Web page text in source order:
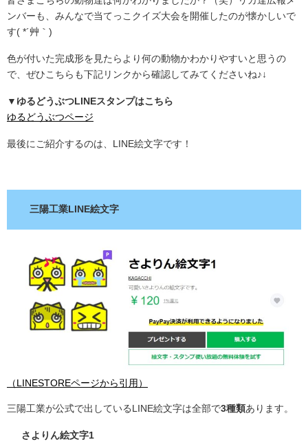
ンバーも、みんなで当てっこクイズ大会を開催したのが懐かしいで
す( *´艸｀)
色が付いた完成形を見たらより何の動物かわかりやすいと思うの
で、ぜひこちらも下記リンクから確認してみてくださいね♪↓
▼ゆるどうぶつLINEスタンプはこちら
ゆるどうぶつページ
最後にご紹介するのは、LINE絵文字です！
三陽工業LINE絵文字
（LINESTOREページから引用）
三陽工業が公式で出しているLINE絵文字は全部で3種類あります。
さよりん絵文字1